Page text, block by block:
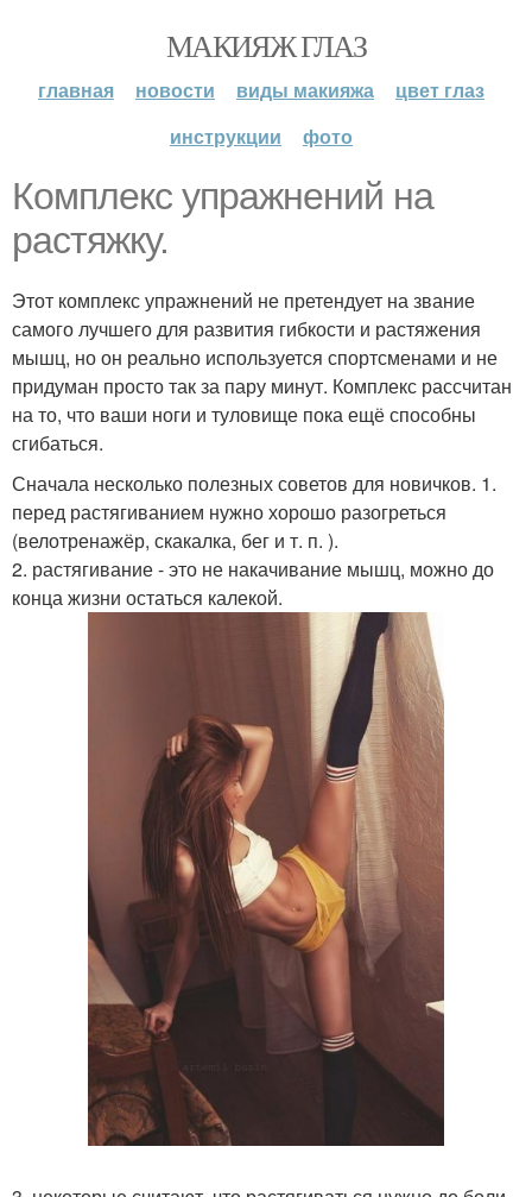
МАКИЯЖ ГЛАЗ
главная новости виды макияжа
цвет глаз
инструкции
фото
Комплекс упражнений на
растяжку.
Этот комплекс упражнений не претендует на звание
самого лучшего для развития гибкости и растяжения
мышц, но он реально используется спортсменами и не
придуман просто так за пару минут. Комплекс рассчитан
на то, что ваши ноги и туловище пока ещё способны
сгибаться.
Сначала несколько полезных советов для новичков. 1.
перед растягиванием нужно хорошо разогреться
(велотренажёр, скакалка, бег и т. п. ).
2. растягивание - это не накачивание мышц, можно до
конца жизни остаться калекой.